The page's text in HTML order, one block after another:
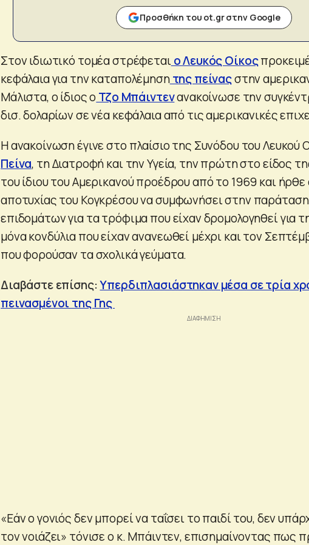
Προσθήκη του ot.gr στην Google
Στον ιδιωτικό τομέα στρέφεταιο Λευκός Οίκος
κεφάλαια για την καταπολέμησητης πείναςστην
Μάλιστα, ο ίδιος οΤζο Μπάιντενανακοίνωσε την
δισ. δολαρίων σε νέα κεφάλαια από τις αμερικανικές
Η ανακοίνωση έγινε στο πλαίσιο της Συνόδου του Λευκού
Πείνα, τη Διατροφή και την Υγεία, την πρώτη στο είδος
του ίδιου του Αμερικανού προέδρου από το 1969 και
αποτυχίας του Κογκρέσου να συμφωνήσει στην
επιδομάτων για τα τρόφιμα που είχαν δρομολογηθεί για
μόνα κονδύλια που είχαν ανανεωθεί μέχρι και τον
που φορούσαν τα σχολικά γεύματα.
Διαβάστε επίσης:Υπερδιπλασιάστηκαν μέσα σε τρία
πεινασμένοι της Γης
«Εάν ο γονιός δεν μπορεί να ταΐσει το παιδί του, δεν
τον νοιάζει» τόνισε ο κ. Μπάιντεν, επισημαίνοντας πως